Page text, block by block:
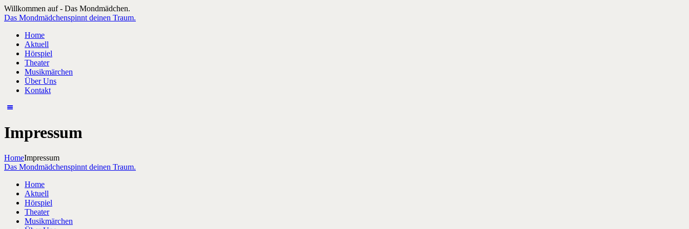
Willkommen auf - Das Mondmädchen.
Das Mondmädchenspinnt deinen Traum.
Home
Aktuell
Hörspiel
Theater
Musikmärchen
Über Uns
Kontakt
Impressum
HomeImpressum
Das Mondmädchenspinnt deinen Traum.
Home
Aktuell
Hörspiel
Theater
Musikmärchen